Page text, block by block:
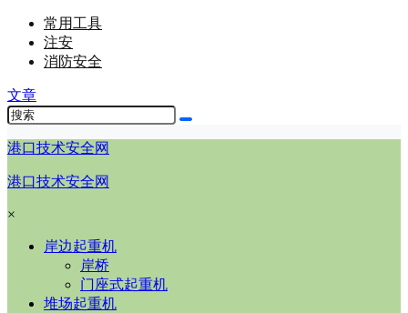
常用工具
注安
消防安全
文章
港口技术安全网
港口技术安全网
×
岸边起重机
岸桥
门座式起重机
堆场起重机